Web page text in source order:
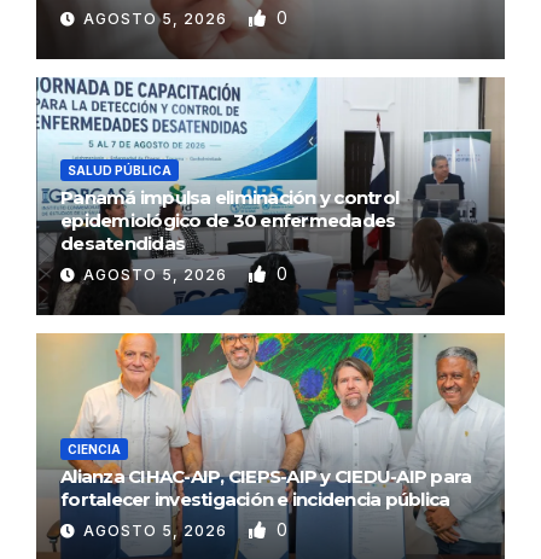
AGOSTO 5, 2026 0
SALUD PÚBLICA
Panamá impulsa eliminación y control
epidemiológico de 30 enfermedades
desatendidas
AGOSTO 5, 2026 0
CIENCIA
Alianza CIHAC-AIP, CIEPS-AIP y CIEDU-AIP para
fortalecer investigación e incidencia pública
AGOSTO 5, 2026 0